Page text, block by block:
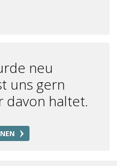
neu
uns gern
davon haltet.